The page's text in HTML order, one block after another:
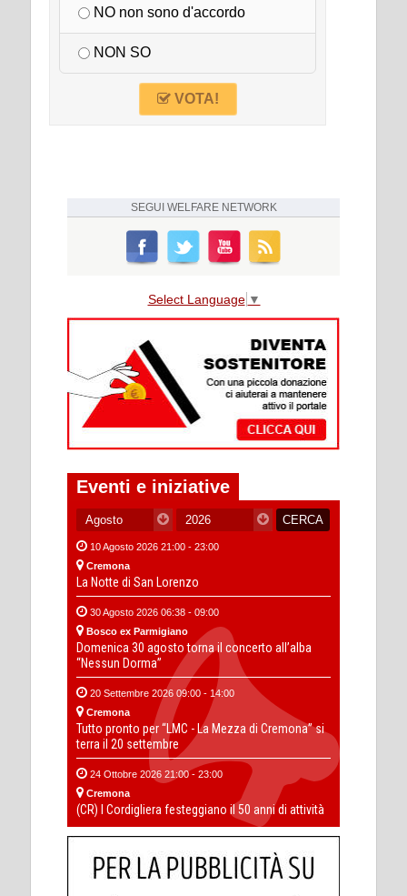
NO non sono d'accordo
NON SO
VOTA!
SEGUI WELFARE NETWORK
Select Language ▼
Eventi e iniziative
10 Agosto 2026 21:00 - 23:00
Cremona
La Notte di San Lorenzo
30 Agosto 2026 06:38 - 09:00
Bosco ex Parmigiano
Domenica 30 agosto torna il concerto all’alba
“Nessun Dorma”
20 Settembre 2026 09:00 - 14:00
Cremona
Tutto pronto per “LMC - La Mezza di Cremona” si
terra il 20 settembre
24 Ottobre 2026 21:00 - 23:00
Cremona
(CR) I Cordigliera festeggiano il 50 anni di attività